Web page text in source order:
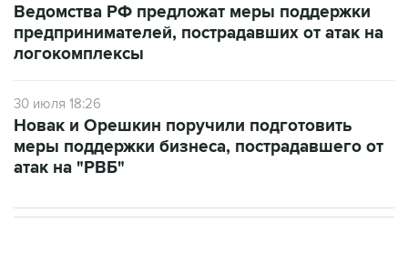
Ведомства РФ предложат меры поддержки
предпринимателей, пострадавших от атак на
логокомплексы
30 июля 18:26
Новак и Орешкин поручили подготовить
меры поддержки бизнеса, пострадавшего от
атак на "РВБ"